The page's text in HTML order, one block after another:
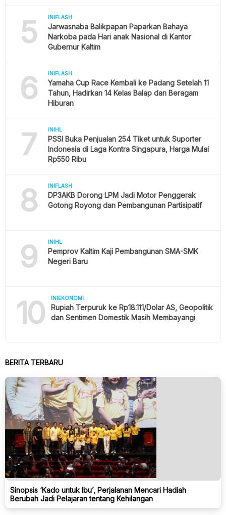
5 INIFLASH
Jarwasnaba Balikpapan Paparkan Bahaya
Narkoba pada Hari anak Nasional di Kantor
Gubernur Kaltim
6 INIFLASH
Yamaha Cup Race Kembali ke Padang Setelah 11
Tahun, Hadirkan 14 Kelas Balap dan Beragam
Hiburan
7 INIHL
PSSI Buka Penjualan 254 Tiket untuk Suporter
Indonesia di Laga Kontra Singapura, Harga Mulai
Rp550 Ribu
8 INIFLASH
DP3AKB Dorong LPM Jadi Motor Penggerak
Gotong Royong dan Pembangunan Partisipatif
9 INIHL
Pemprov Kaltim Kaji Pembangunan SMA-SMK
Negeri Baru
10 INIEKONOMI
Rupiah Terpuruk ke Rp18.111/Dolar AS, Geopolitik
dan Sentimen Domestik Masih Membayangi
BERITA TERBARU
Sinopsis ‘Kado untuk Ibu’, Perjalanan Mencari Hadiah
Berubah Jadi Pelajaran tentang Kehilangan